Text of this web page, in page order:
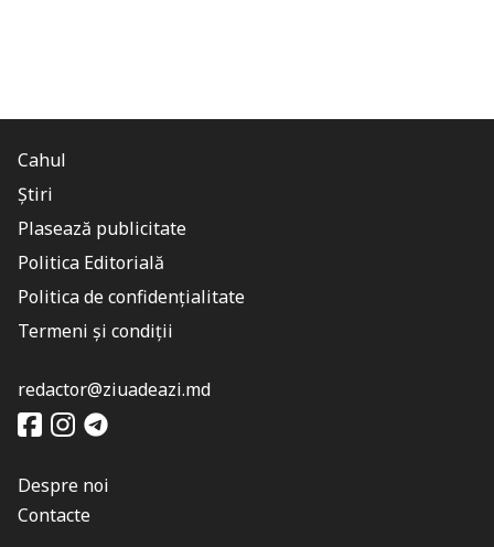
Cahul
Știri
Plasează publicitate
Politica Editorială
Politica de confidențialitate
Termeni și condiții
redactor@ziuadeazi.md
Despre noi
Contacte